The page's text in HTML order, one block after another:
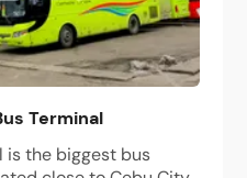
Terminal
is the biggest bus